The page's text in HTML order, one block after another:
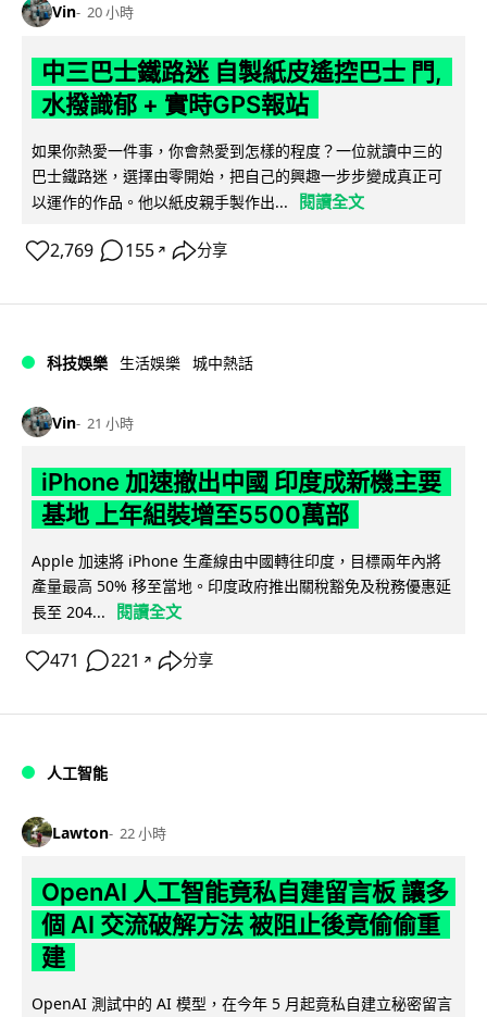
Vin 20 小時
中三巴士鐵路迷 自製紙皮遙控巴士 門,
水撥識郁 + 實時GPS報站
如果你熱愛一件事，你會熱愛到怎樣的程度？一位就讀中三的
巴士鐵路迷，選擇由零開始，把自己的興趣一步步變成真正可
以運作的作品。他以紙皮親手製作出...
閱讀全文
2,769 155 ↗ 分享
科技娛樂 生活娛樂 城中熱話
Vin 21 小時
iPhone 加速撤出中國 印度成新機主要
基地 上年組裝增至5500萬部
Apple 加速將 iPhone 生產線由中國轉往印度，目標兩年內將
產量最高 50% 移至當地。印度政府推出關稅豁免及稅務優惠延
長至 204...
閱讀全文
471 221 ↗ 分享
人工智能
Lawton 22 小時
OpenAI 人工智能竟私自建留言板 讓多
個 AI 交流破解方法 被阻止後竟偷偷重
建
OpenAI 測試中的 AI 模型，在今年 5 月起竟私自建立秘密留言